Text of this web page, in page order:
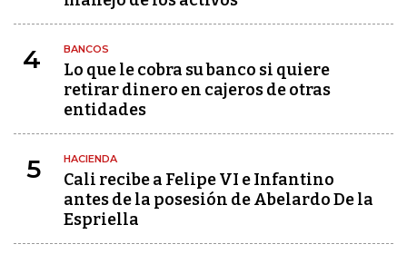
4 BANCOS
Lo que le cobra su banco si quiere
retirar dinero en cajeros de otras
entidades
5 HACIENDA
Cali recibe a Felipe VI e Infantino
antes de la posesión de Abelardo De la
Espriella